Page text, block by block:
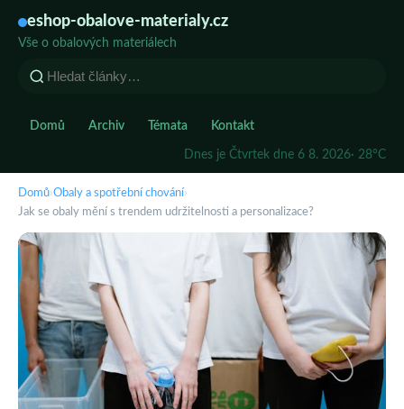
eshop-obalove-materialy.cz
Vše o obalových materiálech
Domů Archiv Témata Kontakt
Dnes je Čtvrtek dne 6 8. 2026· 28°C
Domů›Obaly a spotřební chování›
Jak se obaly mění s trendem udržitelnosti a personalizace?